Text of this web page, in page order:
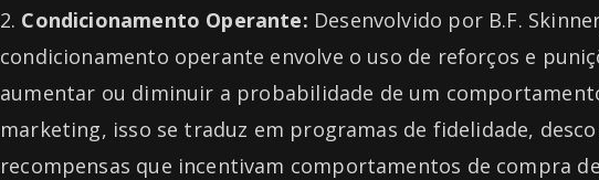
Condicionamento Operante: Desenvolvido por B.F.
condicionamento operante envolve o uso de reforços e
aumentar ou diminuir a probabilidade de um
marketing, isso se traduz em programas de fidelidade,
recompensas que incentivam comportamentos de compra